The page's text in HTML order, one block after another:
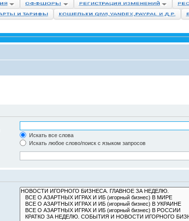
Искать все слова
Искать любое слово/поиск с языком запросов